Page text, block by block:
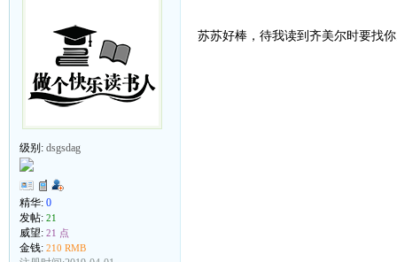
级别: dsgsdag
精华: 0
发帖: 21
威望: 21 点
金钱: 210 RMB
苏苏好棒，待我读到齐美尔时要找